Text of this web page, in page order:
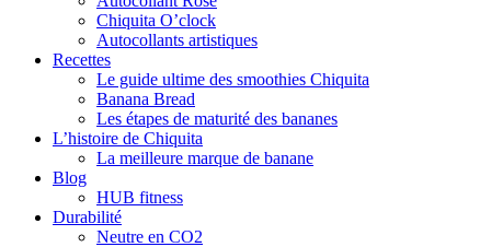
Chiquita O’clock
Autocollants artistiques
Recettes
Le guide ultime des smoothies Chiquita
Banana Bread
Les étapes de maturité des bananes
L’histoire de Chiquita
La meilleure marque de banane
Blog
HUB fitness
Durabilité
Neutre en CO2